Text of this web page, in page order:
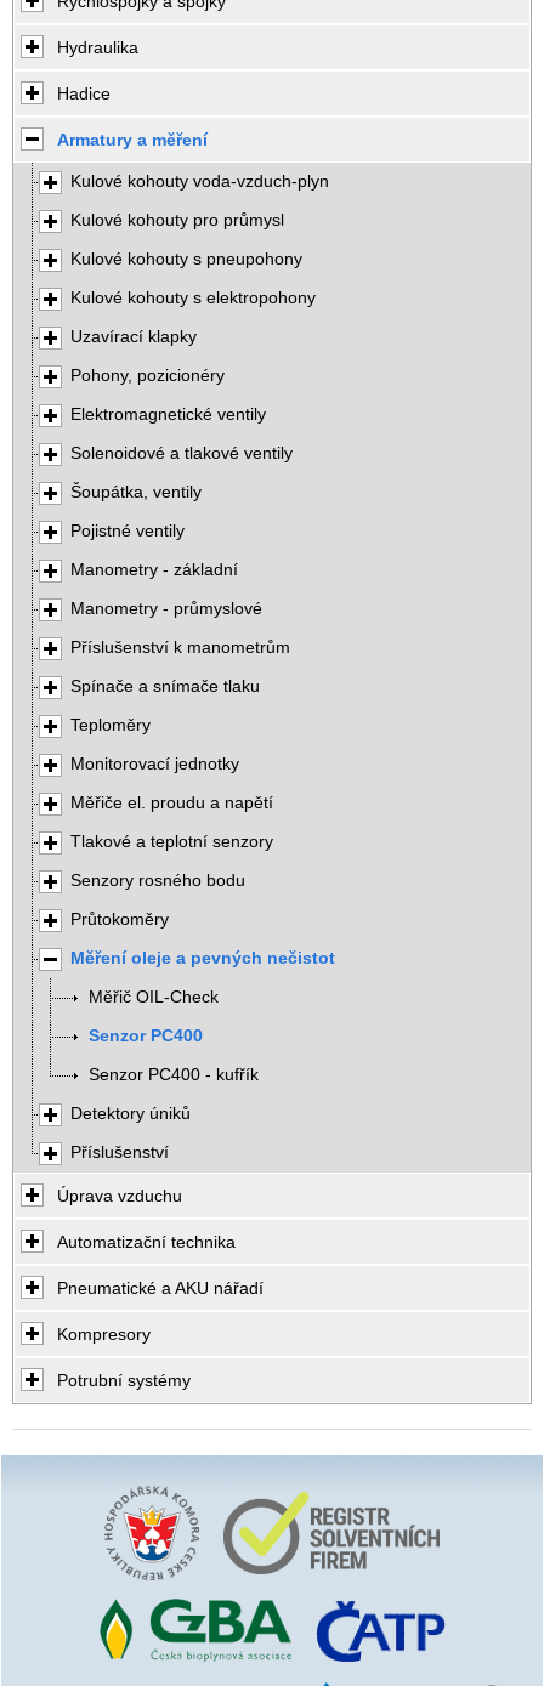
Hydraulika
Hadice
Armatury a měření
Kulové kohouty voda-vzduch-plyn
Kulové kohouty pro průmysl
Kulové kohouty s pneupohony
Kulové kohouty s elektropohony
Uzavírací klapky
Pohony, pozicionéry
Elektromagnetické ventily
Solenoidové a tlakové ventily
Šoupátka, ventily
Pojistné ventily
Manometry - základní
Manometry - průmyslové
Příslušenství k manometrům
Spínače a snímače tlaku
Teploměry
Monitorovací jednotky
Měřiče el. proudu a napětí
Tlakové a teplotní senzory
Senzory rosného bodu
Průtokoměry
Měření oleje a pevných nečistot
Měřič OIL-Check
Senzor PC400
Senzor PC400 - kufřík
Detektory úniků
Příslušenství
Úprava vzduchu
Automatizační technika
Pneumatické a AKU nářadí
Kompresory
Potrubní systémy